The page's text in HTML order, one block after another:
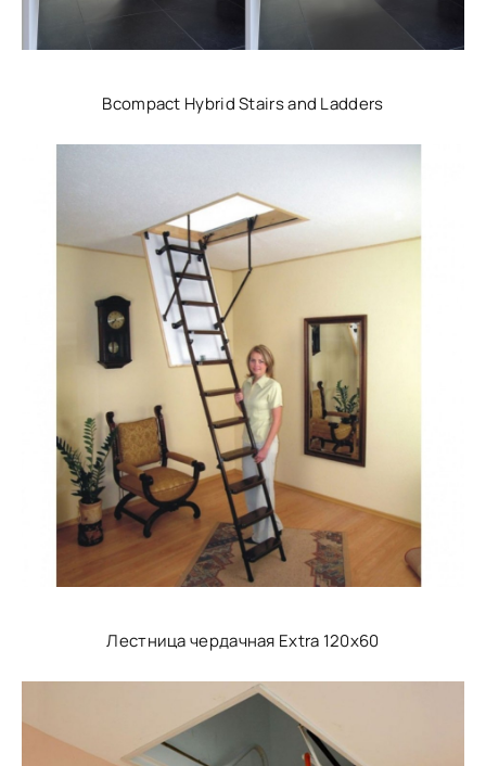
Bcompact Hybrid Stairs and Ladders
Лестница чердачная Extra 120x60